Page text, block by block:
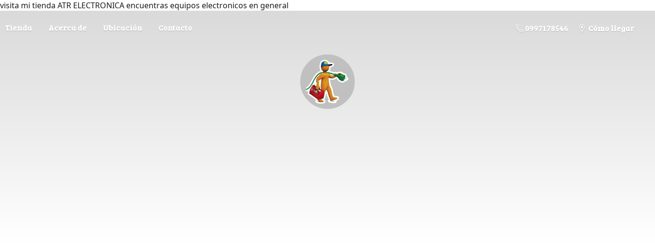
visita mi tienda ATR ELECTRONICA encuentras equipos electronicos en general
Tienda Acerca de Ubicación Contacto 0997178546 Cómo llegar